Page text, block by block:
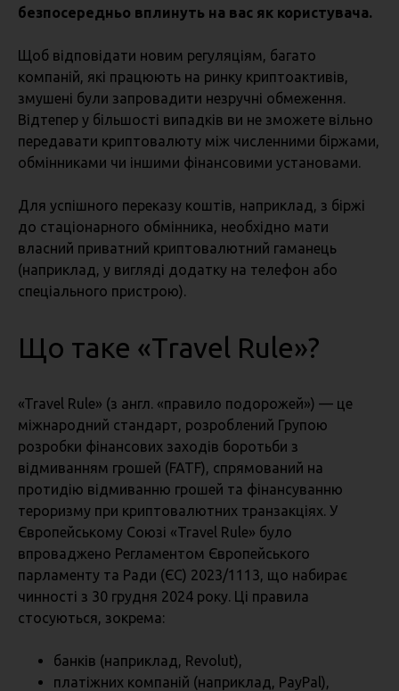
безпосередньо вплинуть на вас як користувача.
Щоб відповідати новим регуляціям, багато
компаній, які працюють на ринку криптоактивів,
змушені були запровадити незручні обмеження.
Відтепер у більшості випадків ви не зможете вільно
передавати криптовалюту між численними біржами,
обмінниками чи іншими фінансовими установами.
Для успішного переказу коштів, наприклад, з біржі
до стаціонарного обмінника, необхідно мати
власний приватний криптовалютний гаманець
(наприклад, у вигляді додатку на телефон або
спеціального пристрою).
Що таке «Travel Rule»?
«Travel Rule» (з англ. «правило подорожей») — це
міжнародний стандарт, розроблений Групою
розробки фінансових заходів боротьби з
відмиванням грошей (FATF), спрямований на
протидію відмиванню грошей та фінансуванню
тероризму при криптовалютних транзакціях. У
Європейському Союзі «Travel Rule» було
впроваджено Регламентом Європейського
парламенту та Ради (ЄС) 2023/1113, що набирає
чинності з 30 грудня 2024 року. Ці правила
стосуються, зокрема:
банків (наприклад, Revolut),
платіжних компаній (наприклад, PayPal),